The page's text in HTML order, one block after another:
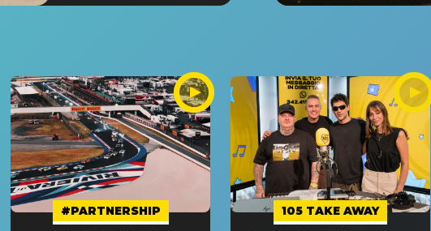
#PARTNERSHIP 105 TAKE AWAY